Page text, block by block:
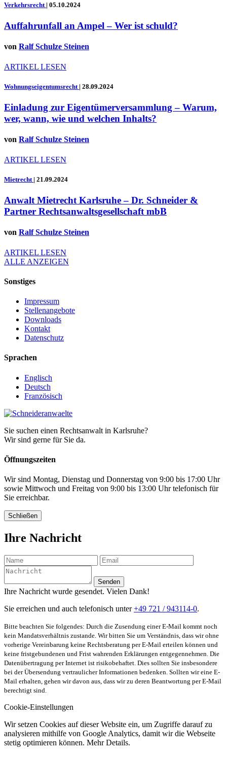
Verkehrsrecht | 05.10.2024
Auffahrunfall an Ampel – Wer ist schuld?
von Ralf Schulze Steinen
ARTIKEL LESEN
Wohnungseigentumsrecht | 28.09.2024
Einladung zur Eigentümerversammlung – Warum,
wer, wann, wie und welchen Inhalts?
von Ralf Schulze Steinen
ARTIKEL LESEN
Mietrecht | 21.09.2024
Anwalt Mietrecht Karlsruhe – Dr. Schneider &
Partner Rechtsanwaltsgesellschaft mbB
von Ralf Schulze Steinen
ARTIKEL LESEN
ALLE ANZEIGEN
Sonstiges
Impressum
Stellenangebote
Downloads
Kontakt
Datenschutz
Sprachen
Englisch
Deutsch
Französisch
Sie suchen einen Rechtsanwalt in Karlsruhe?
Wir sind gerne für Sie da.
Öffnungszeiten
Wir sind Montag, Dienstag und Donnerstag von 9:00 bis 17:00 Uhr
sowie Mittwoch und Freitag von 9:00 bis 13:00 Uhr telefonisch für
Sie erreichbar.
Schließen
Ihre Nachricht
Senden
Ihre Nachricht wurde gesendet. Vielen Dank!
Sie erreichen und auch telefonisch unter+49 721 / 943114-0.
Bitte beachten Sie folgendes: Durch die Zusendung einer E-Mail kommt noch
kein Mandatsverhältnis zustande. Wir bitten Sie um Verständnis, dass wir ohne
vorherige Vereinbarung keine Rechtsberatung per E-Mail erteilen können und
keine fristgebundenen und Frist wahrenden Erklärungen entgegennehmen. Die
Datenübertragung per Internet ist risikobehaftet. Dies sollten Sie insbesondere
bei der Übersendung vertraulicher Informationen bedenken. Sollten wir eine E-
Mail erhalten, gehen wir davon aus, dass wir zu deren Beantwortung per E-Mail
berechtigt sind.
Cookie-Einstellungen
Wir setzen Cookies auf dieser Website ein, um Zugriffe darauf zu
analysieren mithilfe von Google Analytics, damit wir die Webseite
stetig optimieren können. Mehr Details.